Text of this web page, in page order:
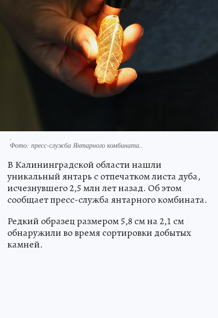
.
Фото: пресс-служба Янтарного комбината..
В Калининградской области нашли
уникальный янтарь с отпечатком листа дуба,
исчезнувшего 2,5 млн лет назад. Об этом
сообщает пресс-служба янтарного комбината.
Редкий образец размером 5,8 см на 2,1 см
обнаружили во время сортировки добытых
камней.